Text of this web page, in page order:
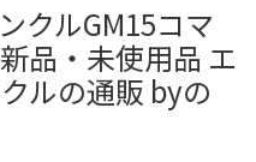
クルGM15コマ
品・未使用品 エ
ルの通販 byの